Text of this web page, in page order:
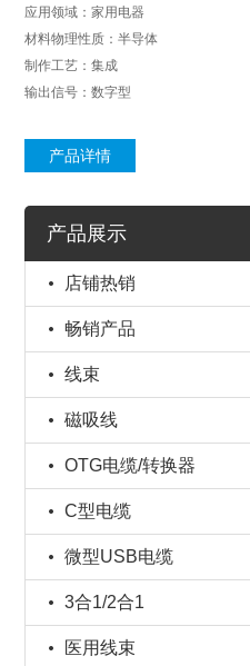
应用领域：家用电器
材料物理性质：半导体
制作工艺：集成
输出信号：数字型
产品详情
产品展示
店铺热销
畅销产品
线束
磁吸线
OTG电缆/转换器
C型电缆
微型USB电缆
3合1/2合1
医用线束